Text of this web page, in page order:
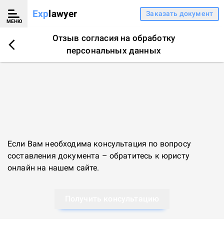
МЕНЮ
Explawyer Заказать документ
Отзыв согласия на обработку
персональных данных
Если Вам необходима консультация по вопросу
составления документа – обратитесь к юристу
онлайн на нашем сайте.